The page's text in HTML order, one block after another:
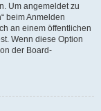
Um angemeldet zu
beim Anmelden
an einem öffentlichen
Wenn diese Option
der Board-